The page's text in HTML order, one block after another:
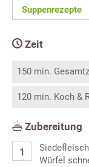
Suppenrezepte
Zeit
150 min.
120 min. Koch &
Zubereitung
Würfel